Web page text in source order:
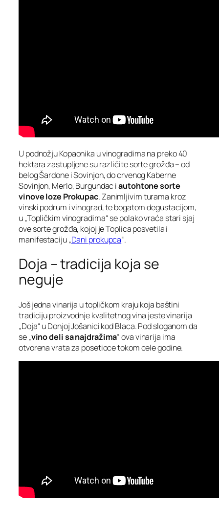
U podnožju Kopaonika u vinogradima na preko 40
hektara zastupljene su različite sorte grožđa – od
belog Šardone i Sovinjon, do crvenog Kaberne
Sovinjon, Merlo, Burgundac iautohtone sorte
vinove loze Prokupac. Zanimljivim turama kroz
vinski podrum i vinograd, te bogatom degustacijom,
u „Topličkim vinogradima“ se polako vraća stari sjaj
ove sorte grožđa, kojoj je Toplica posvetila i
manifestaciju „Dani prokupca“.
Doja – tradicija koja se
neguje
Još jedna vinarija u topličkom kraju koja baštini
tradiciju proizvodnje kvalitetnog vina jeste vinarija
„Doja“ u Donjoj Jošanici kod Blaca. Pod sloganom da
se „vino deli sa najdražima“ ova vinarija ima
otvorena vrata za posetioce tokom cele godine.